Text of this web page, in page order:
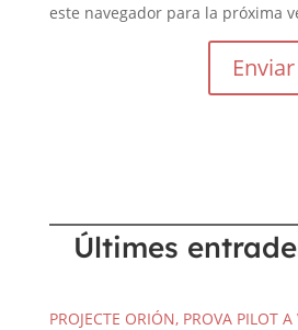
este navegador para la próxima
Últimes
PROJECTE ORIÓN, PROVA PILOT